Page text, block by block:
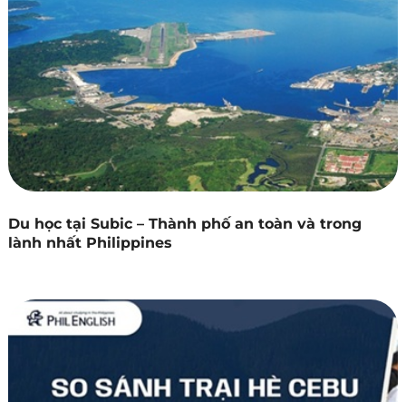
Du học tại Subic – Thành phố an toàn và trong
lành nhất Philippines